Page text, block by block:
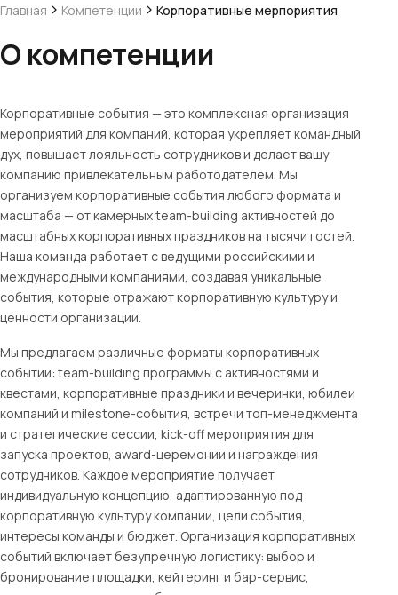
Главная Компетенции Корпоративные мерпориятия
О компетенции
Корпоративные события — это комплексная организация
мероприятий для компаний, которая укрепляет командный
дух, повышает лояльность сотрудников и делает вашу
компанию привлекательным работодателем. Мы
организуем корпоративные события любого формата и
масштаба — от камерных team-building активностей до
масштабных корпоративных праздников на тысячи гостей.
Наша команда работает с ведущими российскими и
международными компаниями, создавая уникальные
события, которые отражают корпоративную культуру и
ценности организации.
Мы предлагаем различные форматы корпоративных
событий: team-building программы с активностями и
квестами, корпоративные праздники и вечеринки, юбилеи
компаний и milestone-события, встречи топ-менеджмента
и стратегические сессии, kick-off мероприятия для
запуска проектов, award-церемонии и награждения
сотрудников. Каждое мероприятие получает
индивидуальную концепцию, адаптированную под
корпоративную культуру компании, цели события,
интересы команды и бюджет. Организация корпоративных
событий включает безупречную логистику: выбор и
бронирование площадки, кейтеринг и бар-сервис,